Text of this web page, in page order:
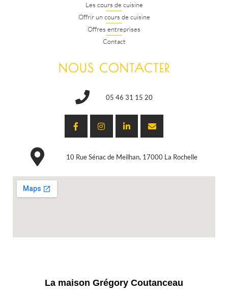
Les cours de cuisine
Offrir un cours de cuisine
Offres entreprises
Contact
NOUS CONTACTER
05 46 31 15 20
10 Rue Sénac de Meilhan, 17000 La Rochelle
La maison Grégory Coutanceau